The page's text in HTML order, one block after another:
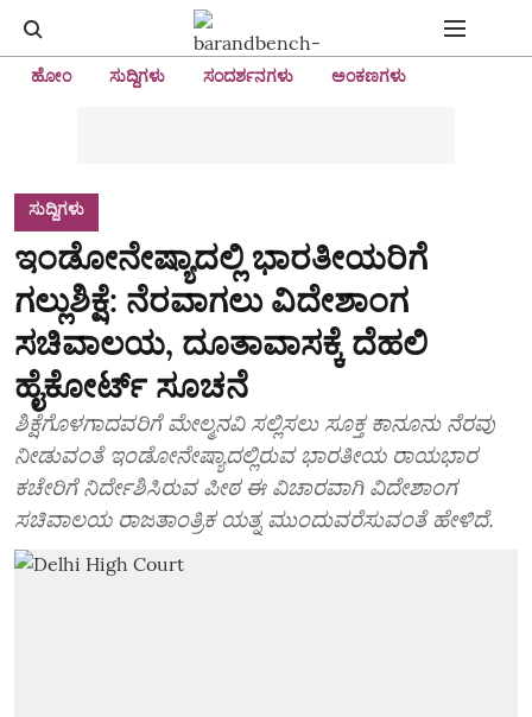
ಹೋಂ ಸುದ್ದಿಗಳು ಸಂದರ್ಶನಗಳು ಅಂಕಣಗಳು
ಸುದ್ದಿಗಳು
ಇಂಡೋನೇಷ್ಯಾದಲ್ಲಿ ಭಾರತೀಯರಿಗೆ
ಗಲ್ಲುಶಿಕ್ಷೆ: ನೆರವಾಗಲು ವಿದೇಶಾಂಗ
ಸಚಿವಾಲಯ, ದೂತಾವಾಸಕ್ಕೆ ದೆಹಲಿ
ಹೈಕೋರ್ಟ್ ಸೂಚನೆ
ಶಿಕ್ಷೆಗೊಳಗಾದವರಿಗೆ ಮೇಲ್ಮನವಿ ಸಲ್ಲಿಸಲು ಸೂಕ್ತ ಕಾನೂನು ನೆರವು
ನೀಡುವಂತೆ ಇಂಡೋನೇಷ್ಯಾದಲ್ಲಿರುವ ಭಾರತೀಯ ರಾಯಭಾರ
ಕಚೇರಿಗೆ ನಿರ್ದೇಶಿಸಿರುವ ಪೀಠ ಈ ವಿಚಾರವಾಗಿ ವಿದೇಶಾಂಗ
ಸಚಿವಾಲಯ ರಾಜತಾಂತ್ರಿಕ ಯತ್ನ ಮುಂದುವರೆಸುವಂತೆ ಹೇಳಿದೆ.